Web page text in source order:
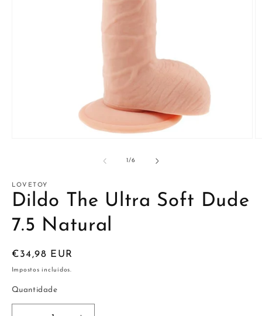
modal
1/de
6
LOVETOY
Dildo The Ultra Soft Dude
7.5 Natural
Preço
normal
€34,98 EUR
Impostos incluídos.
Quantidade